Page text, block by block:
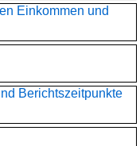
Einkommen und
Berichtszeitpunkte